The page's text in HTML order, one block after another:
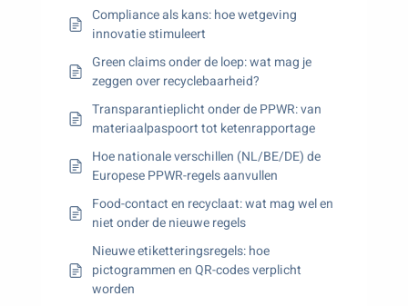
Compliance als kans: hoe wetgeving
innovatie stimuleert
Green claims onder de loep: wat mag je
zeggen over recyclebaarheid?
Transparantieplicht onder de PPWR: van
materiaalpaspoort tot ketenrapportage
Hoe nationale verschillen (NL/BE/DE) de
Europese PPWR-regels aanvullen
Food-contact en recyclaat: wat mag wel en
niet onder de nieuwe regels
Nieuwe etiketteringsregels: hoe
pictogrammen en QR-codes verplicht
worden